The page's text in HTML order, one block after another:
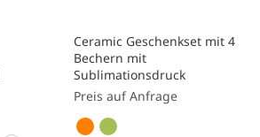
Ceramic Geschenkset mit 4
Bechern mit
Sublimationsdruck
Preis auf Anfrage